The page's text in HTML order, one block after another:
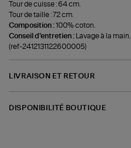
Tour de cuisse : 64 cm.
Tour de taille : 72 cm.
Composition :100% coton.
Conseil d'entretien : Lavage à la main.
(ref-2412131122600005)
LIVRAISON ET RETOUR
DISPONIBILITÉ BOUTIQUE